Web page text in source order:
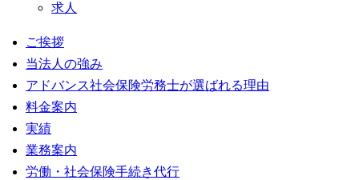
求人
ご挨拶
当法人の強み
アドバンス社会保険労務士が選ばれる理由
料金案内
実績
業務案内
労働・社会保険手続き代行